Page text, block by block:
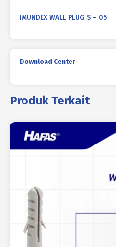
IMUNDEX WALL PLUG S – 05
Download Center
Produk Terkait